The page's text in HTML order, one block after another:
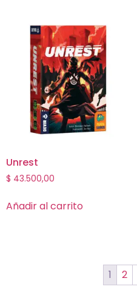
Unrest
$ 43.500,00
Añadir al carrito
1 2